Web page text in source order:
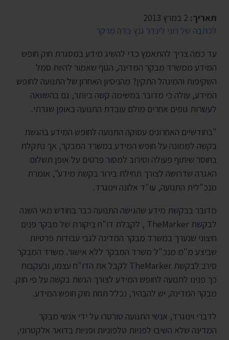
תאריך:
לכתבה של רוני לינדר גנץ בדה מרקר
עד כמה צריך להתאמץ כדי להשיג מידע במסגרת חוק חופש
המידע ממשרד מבקר המדינה, הגוף שאמור להיות סמל
השקיפות והמינהל התקין? מהניסיון האחרון של התנועה לחופש
המידע, עולה כי מדובר במשימה קשה ביותר, גם בהשוואה
לעשרות גופים אחרים מולם עובדת התנועה באופן שגרתי.
"בחודשיים האחרונים עסוקה התנועה לחופש המידע בהגשת
בקשה לממונה על חופש המידע במשרד המבקר, אך נתקלת
בחוסר שיתוף פעולה וסירוב למסור פרטים על אופן תשלום
האגרה שדרושה לצורך תחילת בירור בקשת מידע", אומרת
מנכ"לית התנועה, עו"ד אלונה וינוגרד.
מדובר בבקשת מידע שהגישה התנועה כבר בחודש מאי השנה
לבקשת TheMarker , לקבלת דו"ח ביקורת של מבקר פנים
חיצוני שנערך במשרד מבקר המדינה לגבי עבודות פרטיות
שביצע מ"מ מנכ"ל משרד המבקר ללא אישור. משרד המבקר
סירב לבקשת TheMarker לקבל את הדו"ח עצמו, ובעקבות
כך פנינו לתנועה לחופש המידע לצורך הגשת בקשה על פי חוק.
מבקר המדינה, יש להבהיר, נכלל תחת חוק חופש המידע.
לדברי וינוגרד, אנשי התנועה טורטרו על ידי אנשי מבקר
המדינה שלא השיבו לפניות טלפוניות ופניות בדואר אלקטרוני,